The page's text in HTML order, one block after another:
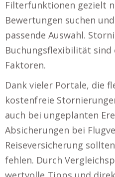
Filterfunktionen gezielt
Bewertungen suchen
passende Auswahl.
Buchungsflexibilität sind
Faktoren.
Dank vieler Portale, die
kostenfreie
auch bei ungeplanten
Absicherungen bei
Reiseversicherung
fehlen. Durch